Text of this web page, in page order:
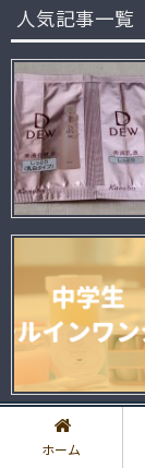
人気記事一覧
ホーム